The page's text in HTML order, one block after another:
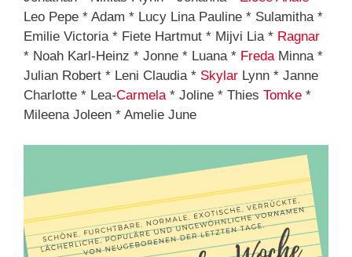
Leo Pepe * Adam * Lucy Lina Pauline * Sulamitha *
Emilie Victoria * Fiete Hartmut * Mijvi Lia * Ragnar
* Noah Karl-Heinz * Jonne * Luana * FredaMinna *
Julian Robert * Leni Claudia * Skylar Lynn * Janne
Charlotte * Lea-Carmela* Joline * Thies Tomke *
Mileena Joleen * Amelie June